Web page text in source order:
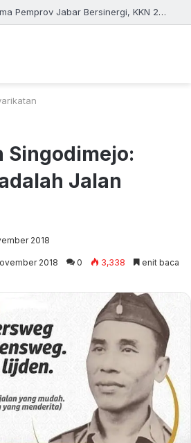
UM Bandung Bersama Pemprov Jabar Bersinergi, KKN 2026 Fokus Bangun Desa dan Pendidikan
Singodimejo:
Jalan
2018
2018 0 3,338 enit baca